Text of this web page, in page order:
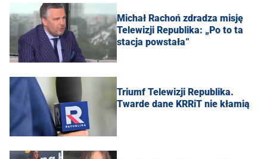
Michał Rachoń zdradza misję
Telewizji Republika: „Po to ta
stacja powstała”
Triumf Telewizji Republika.
Twarde dane KRRiT nie kłamią